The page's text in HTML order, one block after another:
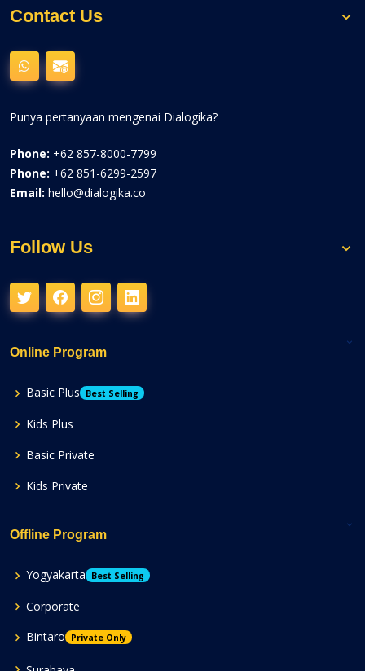
Contact Us
Punya pertanyaan mengenai Dialogika?
Phone: +62 857-8000-7799
Phone: +62 851-6299-2597
Email: hello@dialogika.co
Follow Us
Online Program
Basic Plus Best Selling
Kids Plus
Basic Private
Kids Private
Offline Program
Yogyakarta Best Selling
Corporate
Bintaro
Private Only